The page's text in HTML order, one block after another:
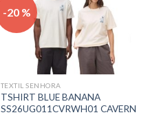
-20 %
Adicionar
aos meus
desejos
TEXTIL SENHORA
TSHIRT BLUE BANANA
SS26UG011CVRWH01 CAVERN